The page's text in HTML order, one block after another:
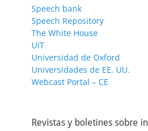
Speech bank
Speech Repository
The White House
UIT
Universidad de Oxford
Universidades de EE. UU.
Webcast Portal – CE
Revistas y boletines sobre